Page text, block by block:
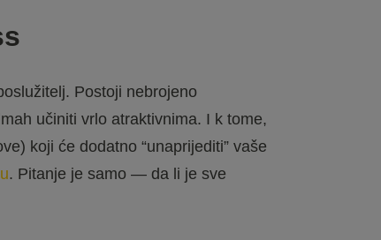
Postoji nebrojeno
učiniti vrlo atraktivnima. I k tome,
koji će dodatno “unaprijediti” vaše
. Pitanje je samo — da li je sve